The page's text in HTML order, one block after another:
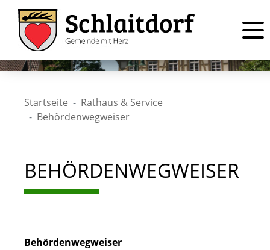
Startseite
Rathaus & Service
Behördenwegweiser
BEHÖRDENWEGWEISER
Behördenwegweiser